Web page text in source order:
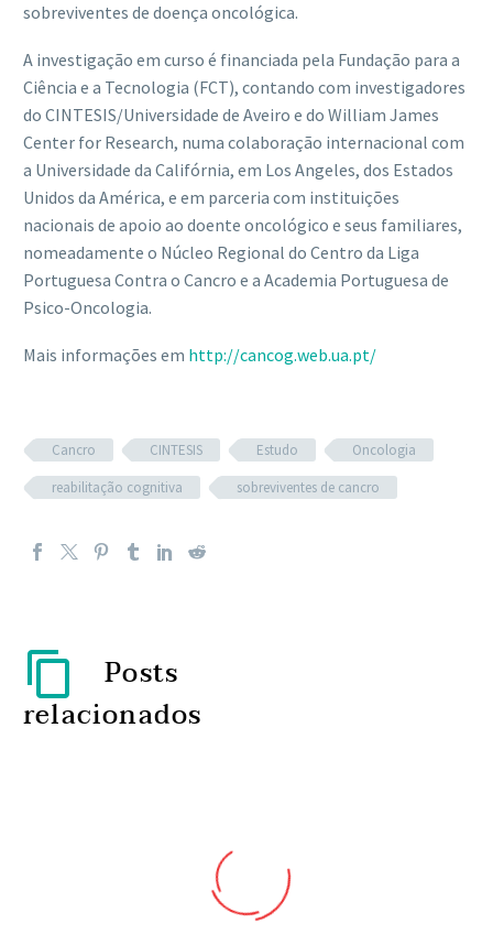
sobreviventes de doença oncológica.
A investigação em curso é financiada pela Fundação para a
Ciência e a Tecnologia (FCT), contando com investigadores
do CINTESIS/Universidade de Aveiro e do William James
Center for Research, numa colaboração internacional com
a Universidade da Califórnia, em Los Angeles, dos Estados
Unidos da América, e em parceria com instituições
nacionais de apoio ao doente oncológico e seus familiares,
nomeadamente o Núcleo Regional do Centro da Liga
Portuguesa Contra o Cancro e a Academia Portuguesa de
Psico-Oncologia.
Mais informações em http://cancog.web.ua.pt/
Cancro CINTESIS Estudo
Oncologia
reabilitação cognitiva
sobreviventes de cancro
Posts
relacionados